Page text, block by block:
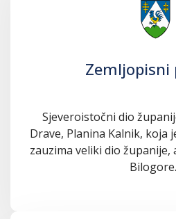
Zemljopisni
Sjeveroistočni dio
Drave, Planina Kalnik, koja
zauzima veliki dio županije,